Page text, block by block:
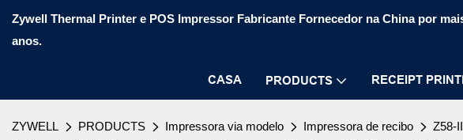
Zywell Thermal Printer e POS Impressor Fabricante Fornecedor na China por
anos.
CASA PRODUCTS RECEIPT
ZYWELL PRODUCTS Impressora via modelo Impressora de recibo
Z58-II